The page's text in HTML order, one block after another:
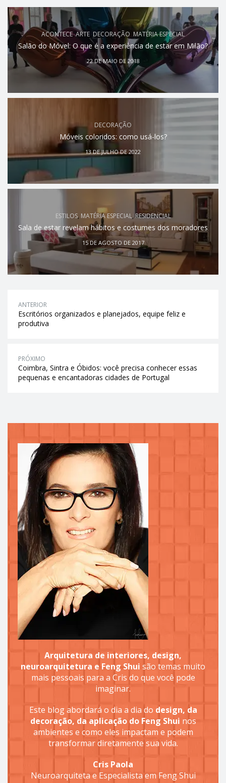
ACONTECE,ARTE DECORAÇÃO MATÉRIA ESPECIAL
Salão do Móvel: O que é a experiência de estar em Milão?
22 DE MAIO DE 2018
DECORAÇÃO
Móveis coloridos: como usá-los?
13 DE JULHO DE 2022
ESTILOS, MATÉRIA ESPECIAL, RESIDENCIAL
Sala de estar revelam hábitos e costumes dos moradores
15 DE AGOSTO DE 2017
ANTERIOR
Escritórios organizados e planejados, equipe feliz e
produtiva
PRÓXIMO
Coimbra, Sintra e Óbidos: você precisa conhecer essas
pequenas e encantadoras cidades de Portugal
Arquitetura de interiores, design,
neuroarquitetura e Feng Shui são temas muito
mais pessoais para a Cris do que você pode
imaginar.
Este blog abordará o dia a dia do design, da
decoração, da aplicação do Feng Shui nos
ambientes e como eles impactam e podem
transformar diretamente sua vida.
Cris Paola
Neuroarquiteta e Especialista em Feng Shui